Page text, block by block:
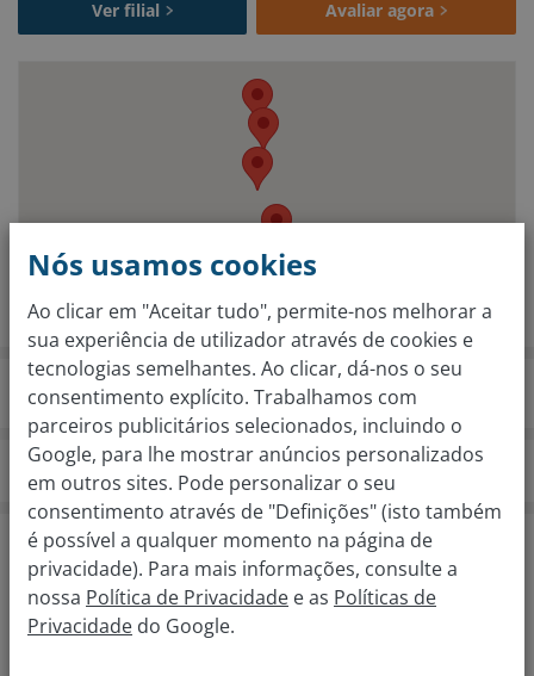
Ver filial Avaliar agora
compramososeucarro.pt Aveiro
Avaliação gratuita do seu carro em apenas 2
passos
Qual é a marca do seu carro?
Nós usamos cookies
Ao clicar em "Aceitar tudo", permite-nos melhorar a
sua experiência de utilizador através de cookies e
tecnologias semelhantes. Ao clicar, dá-nos o seu
consentimento explícito. Trabalhamos com
parceiros publicitários selecionados, incluindo o
Google, para lhe mostrar anúncios personalizados
em outros sites. Pode personalizar o seu
consentimento através de "Definições" (isto também
é possível a qualquer momento na página de
privacidade). Para mais informações, consulte a
nossa Política de Privacidade e as Políticas de
Privacidade do Google.